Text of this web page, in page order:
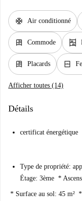
ac_unit Air conditionné
dresser Commode shelves
dresser Placards window_closed
Afficher toutes (14)
Détails
certificat énergétique
Type de propriété:
Étage: 3ème *
* Surface au sol: 45 m²